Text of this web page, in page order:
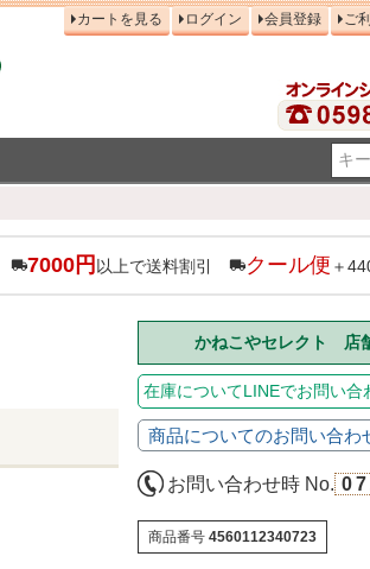
カートを見る ログイン 会員登録 ご
7000円 以上で送料割引 クール便 ＋
かねこやセレクト 店
在庫についてLINEでお問い合
商品についてのお問い合わ
お問い合わせ時 No.
商品番号 4560112340723